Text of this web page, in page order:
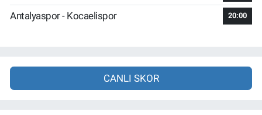
Antalyaspor - Kocaelispor 20:00
CANLI SKOR